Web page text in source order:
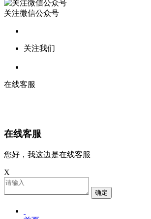
关注微信公众号
关注我们
在线客服
在线客服
您好，我这边是在线客服
X
确定